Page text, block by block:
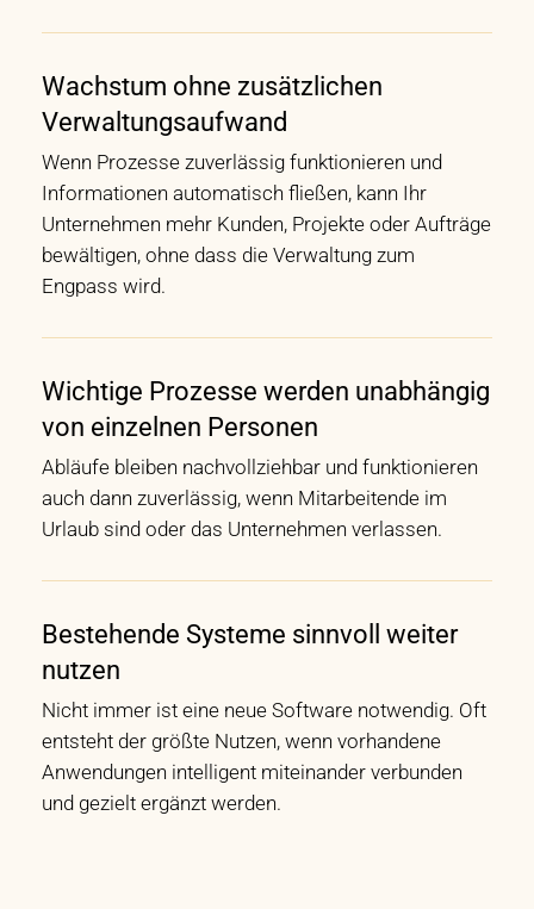
Wachstum ohne zusätzlichen
Verwaltungsaufwand
Wenn Prozesse zuverlässig funktionieren und
Informationen automatisch fließen, kann Ihr
Unternehmen mehr Kunden, Projekte oder Aufträge
bewältigen, ohne dass die Verwaltung zum
Engpass wird.
Wichtige Prozesse werden unabhängig
von einzelnen Personen
Abläufe bleiben nachvollziehbar und funktionieren
auch dann zuverlässig, wenn Mitarbeitende im
Urlaub sind oder das Unternehmen verlassen.
Bestehende Systeme sinnvoll weiter
nutzen
Nicht immer ist eine neue Software notwendig. Oft
entsteht der größte Nutzen, wenn vorhandene
Anwendungen intelligent miteinander verbunden
und gezielt ergänzt werden.